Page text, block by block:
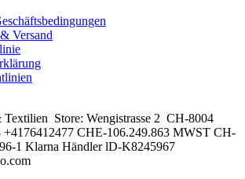
Versand
Store: Wengistrasse 2 CH-8004
+4176412477 CHE-106.249.863 MWST CH-
1 Klarna Händler lD-K8245967